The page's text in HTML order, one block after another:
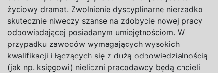
życiowy dramat. Zwolnienie dyscyplinarne nierzadko
skutecznie niweczy szanse na zdobycie nowej pracy
odpowiadającej posiadanym umiejętnościom. W
przypadku zawodów wymagających wysokich
kwalifikacji i łączących się z dużą odpowiedzialnością
(jak np. księgowi) nieliczni pracodawcy będą chcieli